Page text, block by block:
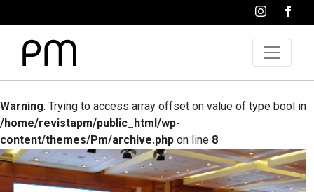
Warning: Trying to access array offset on value of type bool in
/home/revistapm/public_html/wp-
content/themes/Pm/archive.php on line 8